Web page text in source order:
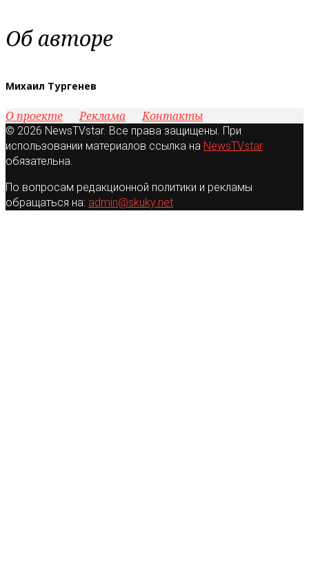
Об авторе
Михаил Тургенев
О проекте Реклама Контакты
© 2026 NewsTVstar. Все права защищены. При
использовании материалов ссылка на NewsTVstar
обязательна.
По вопросам редакционной политики и рекламы
обращаться на: admin@skuky.net